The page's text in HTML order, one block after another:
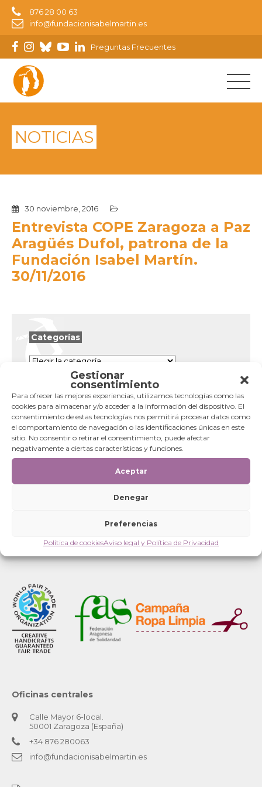
Gestionar
consentimiento
Para ofrecer las mejores experiencias, utilizamos tecnologías como las
cookies para almacenar y/o acceder a la información del dispositivo. El
consentimiento de estas tecnologías nos permitirá procesar datos como
el comportamiento de navegación o las identificaciones únicas en este
sitio. No consentir o retirar el consentimiento, puede afectar
negativamente a ciertas características y funciones.
Aceptar
Denegar
Preferencias
Política de cookiesAviso legal y Política de Privacidad
876 28 00 63
info@fundacionisabelmartin.es
Preguntas Frecuentes
NOTICIAS
30 noviembre, 2016
Entrevista COPE Zaragoza a Paz
Aragüés Dufol, patrona de la
Fundación Isabel Martín.
30/11/2016
Categorías
Categorías
Oficinas centrales
Calle Mayor 6-local.
50001 Zaragoza (España)
+34 876 280063
info@fundacionisabelmartin.es